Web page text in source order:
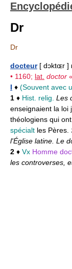
Dr
Dr
docteur[ dɔktɶr ]
• 1160; lat. doctor
I ♦ (Souvent avec
1 ♦ Hist. relig. Les
enseignaient la loi
théologiens qui
spécialt les Pères.
l'Église latine. Le
2 ♦ Vx Homme
les controverses,